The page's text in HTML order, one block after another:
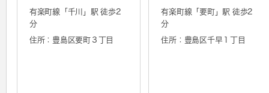
有楽町線「 千川
」駅 徒歩2
分
住所：豊島区要町３丁目
有楽町線「 要町」駅 徒歩2
分
住所：豊島区千早１丁目